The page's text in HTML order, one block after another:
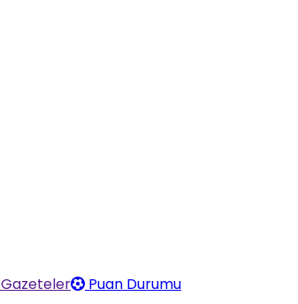
Gazeteler
Puan Durumu